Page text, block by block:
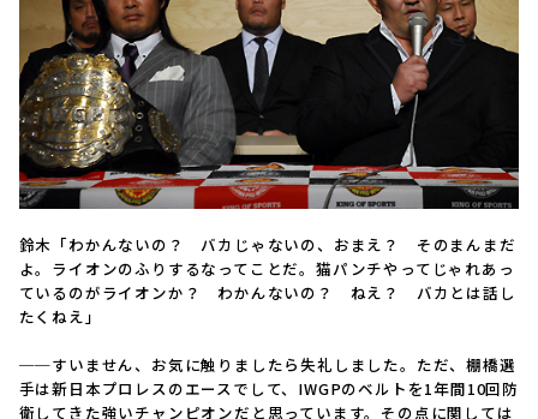
鈴木「わかんないの？ バカじゃないの、おまえ？ そのまんまだ
よ。ライオンのふりするなってことだ。猫パンチやってじゃれあっ
ているのがライオンか？ わかんないの？ ねえ？ バカとは話し
たくねえ」
──すいません、お気に触りましたら失礼しました。ただ、棚橋選
手は新日本プロレスのエースでして、IWGPのベルトを1年間10回防
衛してきた強いチャンピオンだと思っています。その点に関しては